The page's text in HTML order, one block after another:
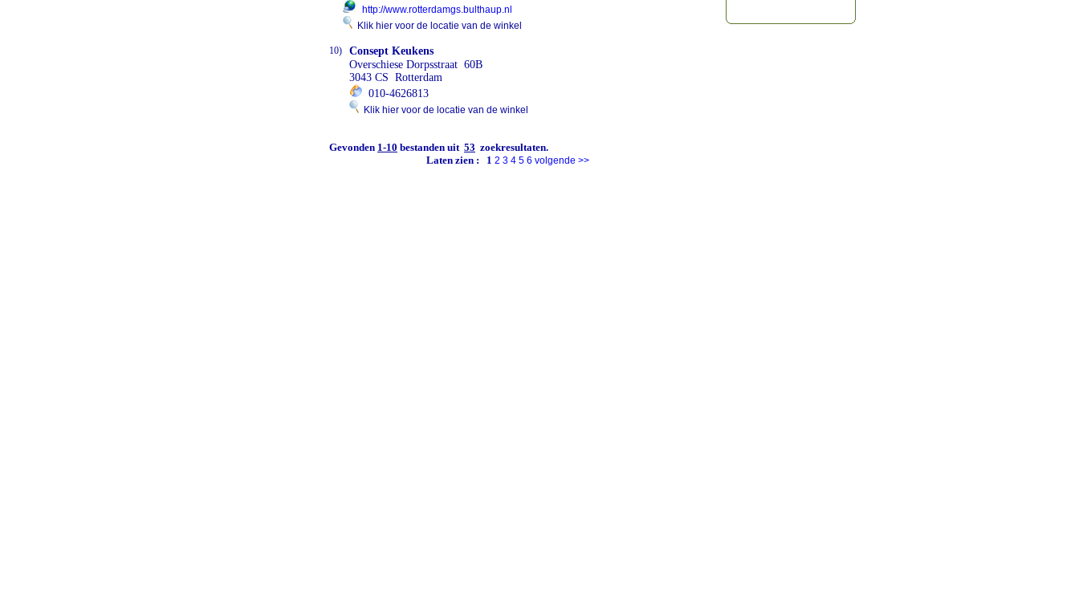
http://www.rotterdamgs.bulthaup.nl
Klik hier voor de locatie van de winkel
10)
Consept Keukens
Overschiese Dorpsstraat 60B
3043 CS Rotterdam
010-4626813
Klik hier voor de locatie van de winkel
Gevonden 1-10 bestanden uit 53 zoekresultaten.
Laten zien :
1 2 3 4 5 6 volgende >>